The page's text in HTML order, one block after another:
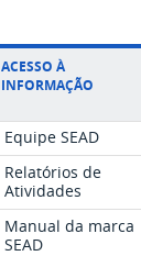
ACESSO À
INFORMAÇÃO
Equipe SEAD
Relatórios de
Atividades
Manual da marca
SEAD